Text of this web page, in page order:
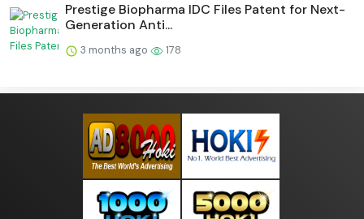
Prestige Biopharma IDC Files Patent for Next-
Generation Anti...
3 months ago 178